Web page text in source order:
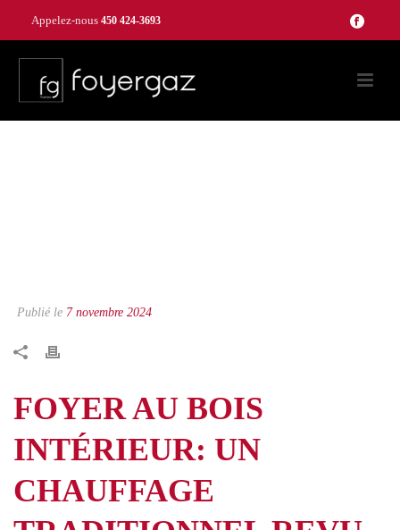
Appelez-nous 450 424-3693
Publié le 7 novembre 2024
FOYER AU BOIS
INTÉRIEUR: UN
CHAUFFAGE